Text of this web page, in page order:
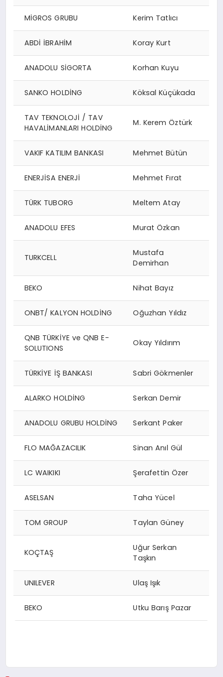
MİGROS GRUBU Kerim Tatlıcı
ABDİ İBRAHİM Koray Kurt
ANADOLU SİGORTA Korhan Kuyu
SANKO HOLDİNG Köksal Küçükada
TAV TEKNOLOJİ / TAV
HAVALİMANLARI HOLDİNG
M. Kerem Öztürk
VAKIF KATILIM BANKASI Mehmet Bütün
ENERJİSA ENERJİ Mehmet Fırat
TÜRK TUBORG Meltem Atay
ANADOLU EFES Murat Özkan
TURKCELL
Mustafa
Demirhan
BEKO Nihat Bayız
ONBT/ KALYON HOLDİNG Oğuzhan Yıldız
QNB TÜRKİYE ve QNB E-
SOLUTIONS
Okay Yıldırım
TÜRKİYE İŞ BANKASI Sabri Gökmenler
ALARKO HOLDİNG Serkan Demir
ANADOLU GRUBU HOLDİNG Serkant Paker
FLO MAĞAZACILIK Sinan Anıl Gül
LC WAIKIKI Şerafettin Özer
ASELSAN Taha Yücel
TOM GROUP Taylan Güney
KOÇTAŞ
Uğur Serkan
Taşkın
UNILEVER Ulaş Işık
BEKO Utku Barış Pazar